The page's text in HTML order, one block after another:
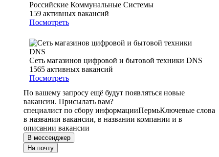
Российские Коммунальные Системы
159 активных вакансий
Посмотреть
Сеть магазинов цифровой и бытовой техники DNS
1565 активных вакансий
Посмотреть
По вашему запросу ещё будут появляться новые
вакансии. Присылать вам?
специалист по сбору информацииПермьКлючевые слова
в названии вакансии, в названии компании и в
описании вакансии
В мессенджер
На почту